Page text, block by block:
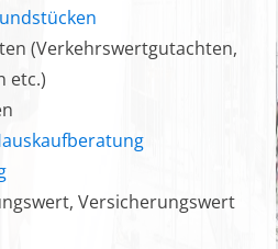
(Verkehrswertgutachten,
etc.)
Versicherungswert